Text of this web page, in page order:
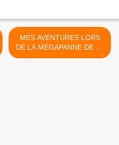
MES AVENTURES LORS
DE LA MEGAPANNE DE LA
SNCB >